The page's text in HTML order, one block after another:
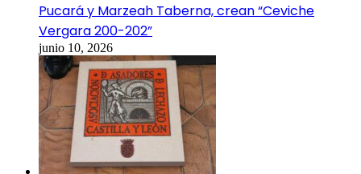
Pucará y Marzeah Taberna, crean “Ceviche
Vergara 200-202”
junio 10, 2026